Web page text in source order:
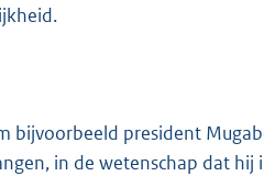
bijvoorbeeld president
in de wetenschap dat